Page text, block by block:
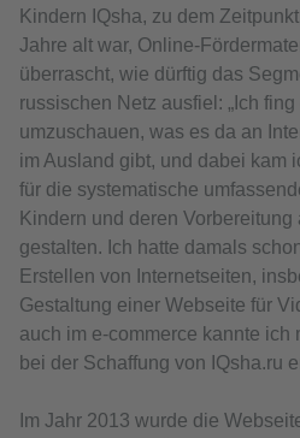
Kindern IQsha, zu dem
Jahre alt war, Online-
überrascht, wie dürftig das
russischen Netz ausfiel: „Ich
umzuschauen, was es da an
im Ausland gibt, und dabei kam
für die systematische
Kindern und deren
gestalten. Ich hatte damals
Erstellen von Internetseiten,
Gestaltung einer Webseite für
auch im e-commerce kannte ich
bei der Schaffung von IQsha.ru
Im Jahr 2013 wurde die